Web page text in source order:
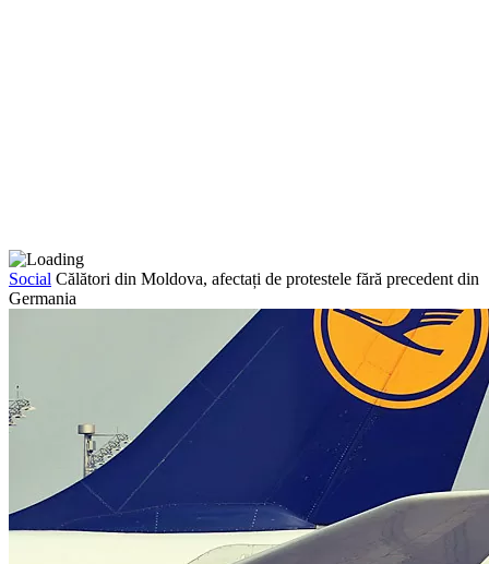
Social Călători din Moldova, afectați de protestele fără precedent din
Germania